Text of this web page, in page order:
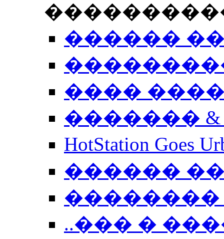
������
����
�������
HotStation
������
��������
..��� �